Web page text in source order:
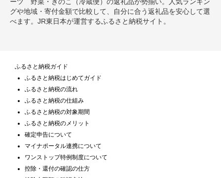
グや地域・寄付金額で比較して、自分に合う返礼品を安心して選
べます。JR東日本が運営するふるさと納税サイト。
ふるさと納税ガイド
ふるさと納税はじめてガイド
ふるさと納税の流れ
ふるさと納税の仕組み
ふるさと納税の対象期間
ふるさと納税のメリット
確定申告について
マイナポータル連携について
ワンストップ特例制度について
控除・還付の確認の仕方